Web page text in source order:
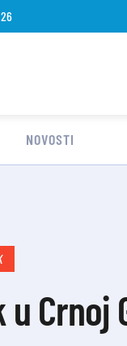
NOVOSTI
u Crnoj